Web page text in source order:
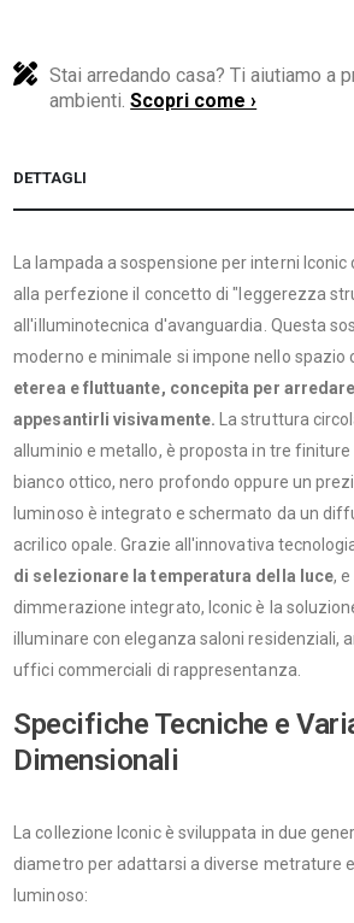
Stai arredando casa? Ti aiutiamo a
ambienti.Scopri come ›
DETTAGLI
La lampada a sospensione per interni
alla perfezione il concetto di "leggerezza
all'illuminotecnica d'avanguardia. Questa
moderno e minimale si impone nello spazio
eterea e fluttuante, concepita per
appesantirli visivamente. La struttura
alluminio e metallo, è proposta in tre
bianco ottico, nero profondo oppure un
luminoso è integrato e schermato da un
acrilico opale. Grazie all'innovativa
di selezionare la temperatura della luce,
dimmerazione integrato, Iconic è la
illuminare con eleganza saloni residenziali,
uffici commerciali di rappresentanza.
Specifiche Tecniche e
Dimensionali
La collezione Iconic è sviluppata in due
diametro per adattarsi a diverse metrature
luminoso: